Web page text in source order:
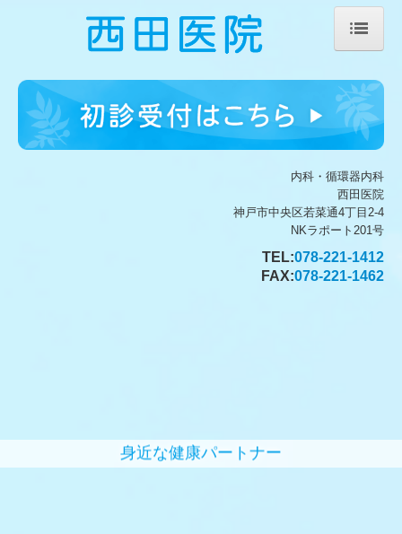
医師紹介
診療のご案内
内科・循環器内科
西田医院
神戸市中央区若菜通4丁目2-4
NKラポート201号
TEL:078-221-1412
FAX:078-221-1462
身近な健康パートナー